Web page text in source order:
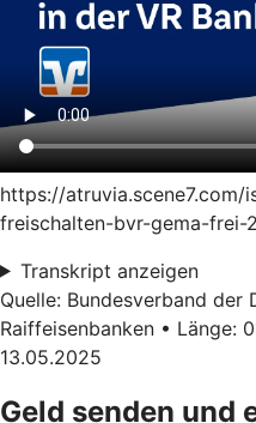
https://
freischalten-bvr-gema-frei-
Transkript anzeigen
Quelle: Bundesverband der
Raiffeisenbanken • Länge:
13.05.2025
Geld senden und